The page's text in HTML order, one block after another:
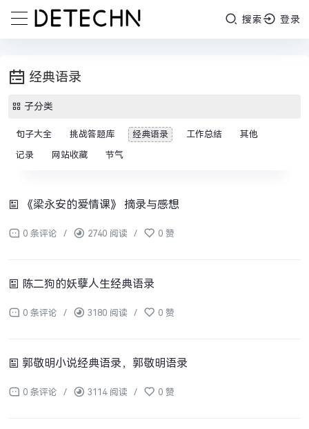
搜索 登录
经典语录
子分类
句子大全 挑战答题库 经典语录 工作总结
其他
记录
网站收藏 节气
《梁永安的爱情课》 摘录与感想
0 条评论 / 2740 阅读 / 0 赞
陈二狗的妖孽人生经典语录
0 条评论 / 3180 阅读 / 0 赞
郭敬明小说经典语录，郭敬明语录
0 条评论 / 3114 阅读 / 0 赞